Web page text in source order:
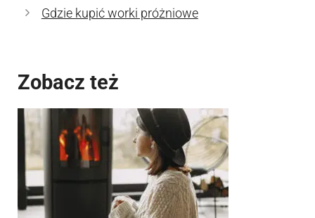
Gdzie kupić worki próżniowe
Zobacz też